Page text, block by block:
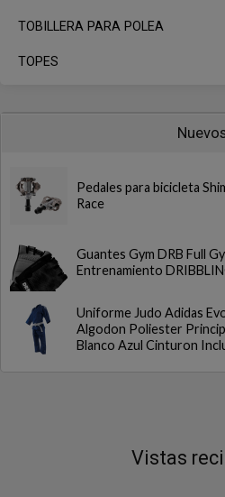
TOBILLERA PARA POLEA
TOPES
Pedales para bicicleta
Race
Guantes Gym DRB Full
Entrenamiento
Uniforme Judo Adidas
Algodon Poliester
Blanco Azul Cinturon
Vistas